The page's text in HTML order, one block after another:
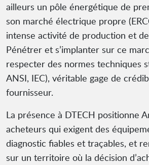
ailleurs un pôle énergétique de
son marché électrique propre
intense activité de production et
Pénétrer et s’implanter sur ce
respecter des normes techniques
ANSI, IEC), véritable gage de
fournisseur.
La présence à DTECH positionne
acheteurs qui exigent des
diagnostic fiables et traçables, et
sur un territoire où la décision